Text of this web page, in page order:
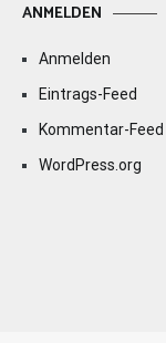
ANMELDEN
Anmelden
Eintrags-Feed
Kommentar-Feed
WordPress.org